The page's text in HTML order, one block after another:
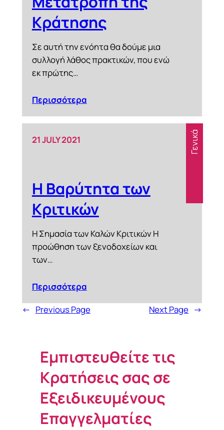
Κράτησης
Σε αυτή την ενόητα θα δούμε μια
συλλογή λάθος πρακτικών, που ενώ
εκ πρώτης…
Περισσότερα
21 JULY 2021
Η Βαρύτητα των
Κριτικών
Η Σημασία των Καλών Κριτικών Η
προώθηση των ξενοδοχείων και
των…
Περισσότερα
Γενικά
← Previous Page Next Page →
Εμπιστευθείτε τις
Κρατήσεις σας σε
Εξειδικευμένους
Επαγγελματίες